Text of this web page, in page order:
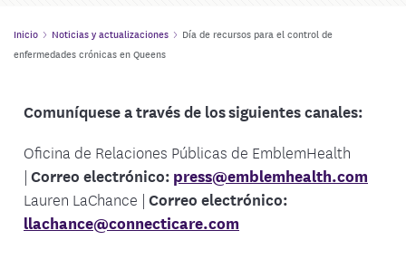
Inicio Noticias y actualizaciones
Día de recursos para el control de
enfermedades crónicas en Queens
Comuníquese a través de los siguientes canales:
Oficina de Relaciones Públicas de EmblemHealth
| Correo electrónico: press@emblemhealth.com
Lauren LaChance | Correo electrónico:
llachance@connecticare.com